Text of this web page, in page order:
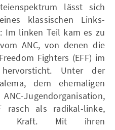
lässt sich
klassischen Links-
Im linken Teil kam es zu
ANC, von denen die
Fighters (EFF) im
Unter der
dem ehemaligen
Jugendorganisation,
rasch als radikal-linke,
Kraft. Mit ihren